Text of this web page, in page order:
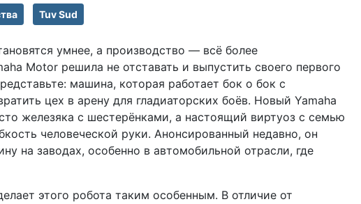
Tuv Sud
умнее, а производство — всё более
Motor решила не отставать и выпустить своего первого
машина, которая работает бок о бок с
цех в арену для гладиаторских боёв. Новый Yamaha
железяка с шестерёнками, а настоящий виртуоз с семью
человеческой руки. Анонсированный недавно, он
на заводах, особенно в автомобильной отрасли, где
этого робота таким особенным. В отличие от